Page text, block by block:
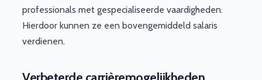
professionals met gespecialiseerde vaardigheden.
Hierdoor kunnen ze een bovengemiddeld salaris
verdienen.